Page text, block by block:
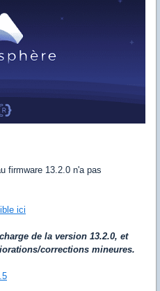
firmware 13.2.0 n'a pas
ici
de la version 13.2.0, et
corrections mineures.